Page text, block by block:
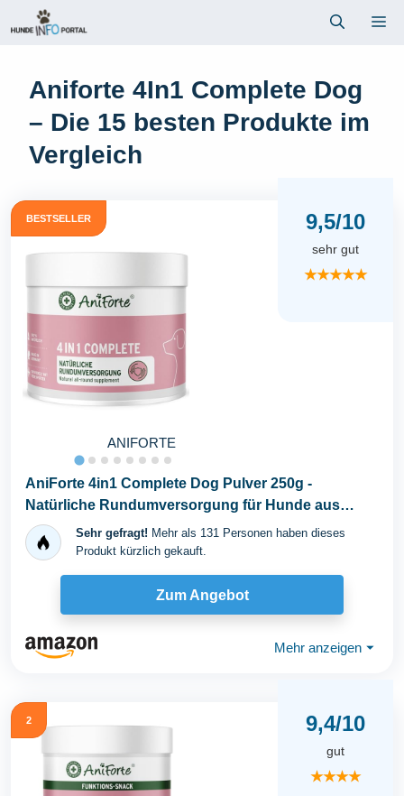
Inhalt
Aniforte 4In1 Complete Dog
– Die 15 besten Produkte im
Vergleich
BESTSELLER
ANIFORTE
9,5/10
sehr gut
★★★★★
AniForte 4in1 Complete Dog Pulver 250g -
Natürliche Rundumversorgung für Hunde aus
Gelenkpulver...
Sehr gefragt! Mehr als 131 Personen haben dieses
Produkt kürzlich gekauft.
Zum Angebot
Mehr anzeigen ⏷
2 9,4/10
gut
★★★★